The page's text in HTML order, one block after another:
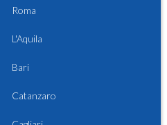
Roma
L'Aquila
Bari
Catanzaro